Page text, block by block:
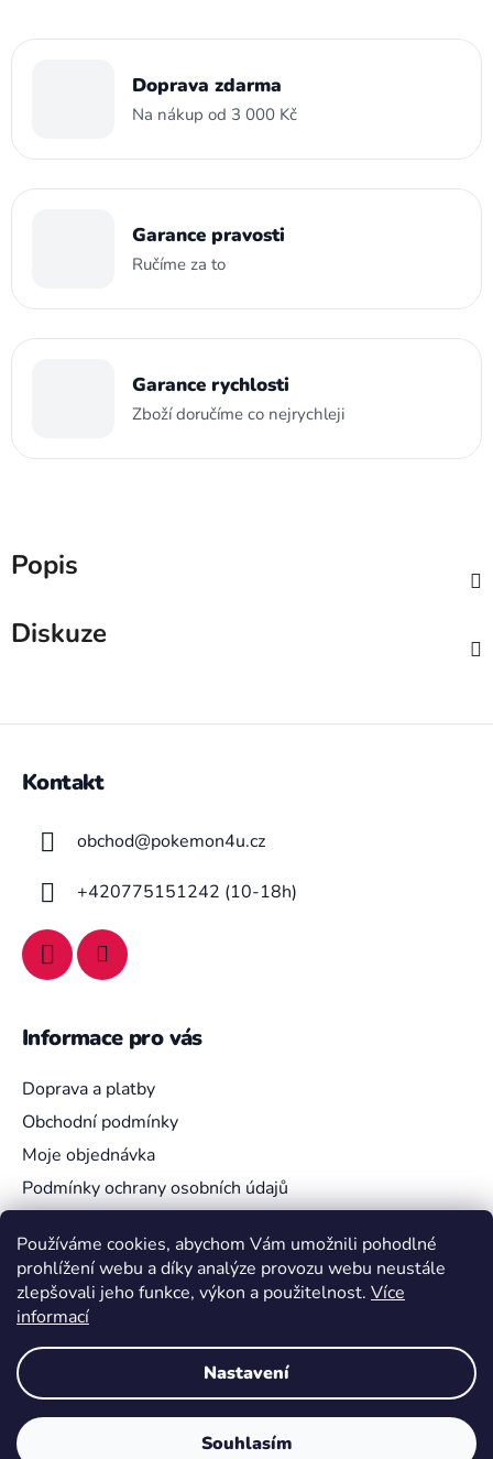
Používáme cookies, abychom Vám umožnili pohodlné
prohlížení webu a díky analýze provozu webu neustále
zlepšovali jeho funkce, výkon a použitelnost. Více
informací
Nastavení
Souhlasím
Doprava zdarma
Na nákup od 3 000 Kč
Garance pravosti
Ručíme za to
Garance rychlosti
Zboží doručíme co nejrychleji
Popis
Diskuze
Kontakt
obchod@pokemon4u.cz
+420775151242 (10-18h)
Informace pro vás
Doprava a platby
Obchodní podmínky
Moje objednávka
Podmínky ochrany osobních údajů
Vyhledávání
HLEDAT
Vytvořil Shoptet